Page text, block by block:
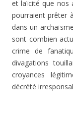
et laïcité que nos
pourraient prêter
dans un
sont combien
crime de
divagations
croyances
décrété